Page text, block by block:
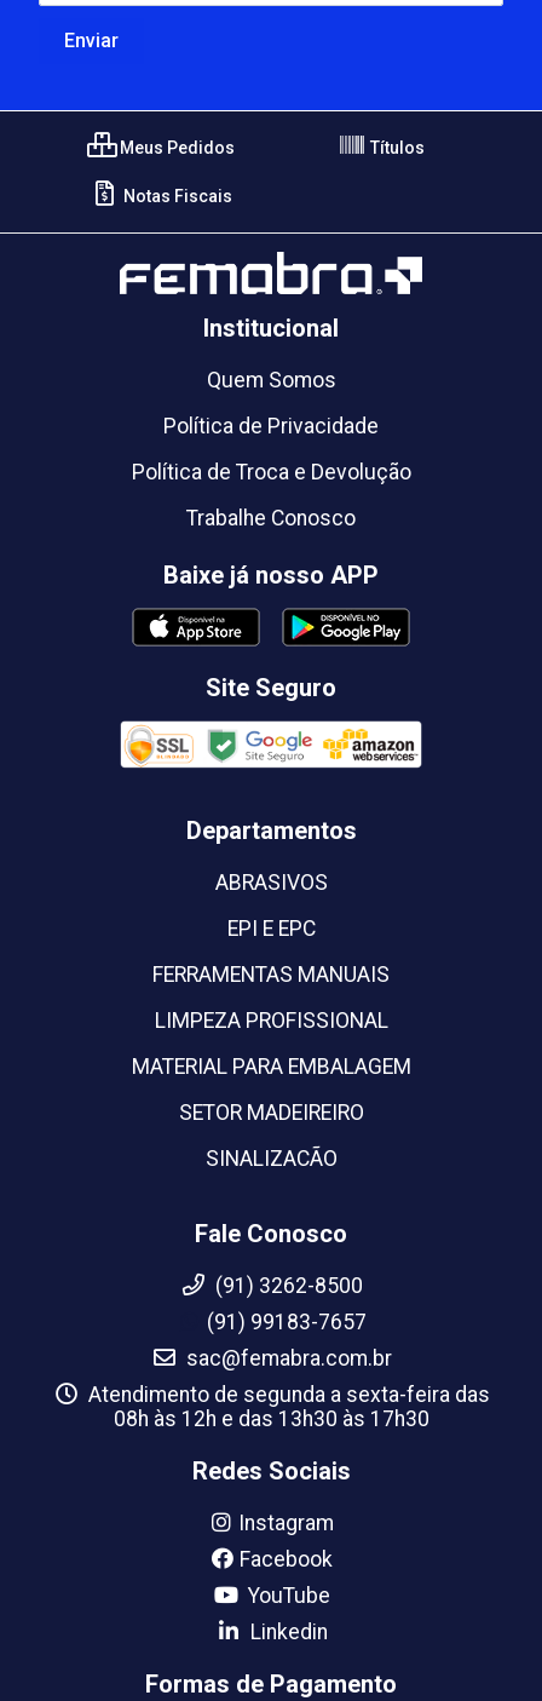
Meus Pedidos Títulos
Notas Fiscais
Institucional
Quem Somos
Política de Privacidade
Política de Troca e Devolução
Trabalhe Conosco
Baixe já nosso APP
Site Seguro
Departamentos
ABRASIVOS
EPI E EPC
FERRAMENTAS MANUAIS
LIMPEZA PROFISSIONAL
MATERIAL PARA EMBALAGEM
SETOR MADEIREIRO
SINALIZACÃO
Fale Conosco
(91) 3262-8500
(91) 99183-7657
sac@femabra.com.br
Atendimento de segunda a sexta-feira das
08h às 12h e das 13h30 às 17h30
Redes Sociais
Instagram
Facebook
YouTube
Linkedin
Formas de Pagamento